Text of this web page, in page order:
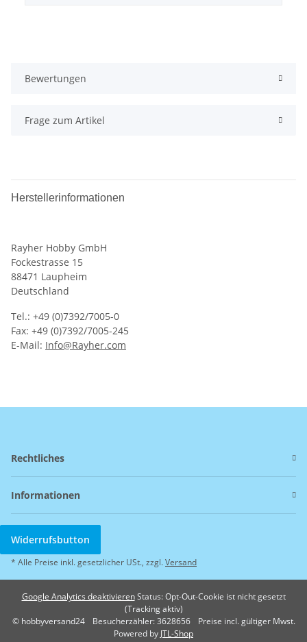
Bewertungen
Frage zum Artikel
Herstellerinformationen
Rayher Hobby GmbH
Fockestrasse 15
88471 Laupheim
Deutschland
Tel.: +49 (0)7392/7005-0
Fax: +49 (0)7392/7005-245
E-Mail: Info@Rayher.com
Rechtliches
Informationen
Widerrufsbutton
* Alle Preise inkl. gesetzlicher USt., zzgl.Versand
Google Analytics deaktivieren Status: Opt-Out-Cookie ist nicht gesetzt
(Tracking aktiv)
© hobbyversand24
Besucherzähler: 3628656
Preise incl. gültiger Mwst.
Powered by JTL-Shop